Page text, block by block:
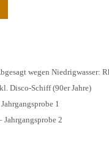
wegen Niedrigwasser:
Disco-Schiff (90er Jahre)
1
Jahrgangsprobe 2